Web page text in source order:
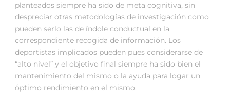
planteados siempre ha sido de meta cognitiva, sin
despreciar otras metodologías de investigación como
pueden serlo las de índole conductual en la
correspondiente recogida de información. Los
deportistas implicados pueden pues considerarse de
“alto nivel” y el objetivo final siempre ha sido bien el
mantenimiento del mismo o la ayuda para logar un
óptimo rendimiento en el mismo.